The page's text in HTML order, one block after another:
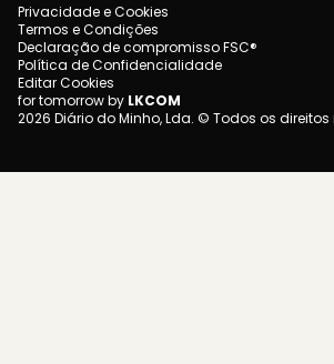
Privacidade e Cookies
Termos e Condições
Declaração de compromisso FSC®
Política de Confidencialidade
Editar Cookies
for tomorrow by LKCOM
2026 Diário do Minho, Lda. © Todos os